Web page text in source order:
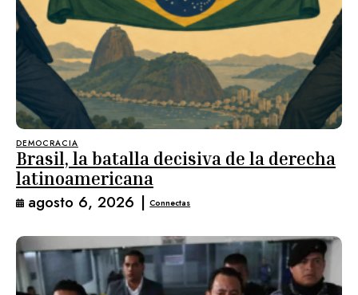
DEMOCRACIA
Brasil, la batalla decisiva de la derecha
latinoamericana
agosto 6, 2026 | Connectas